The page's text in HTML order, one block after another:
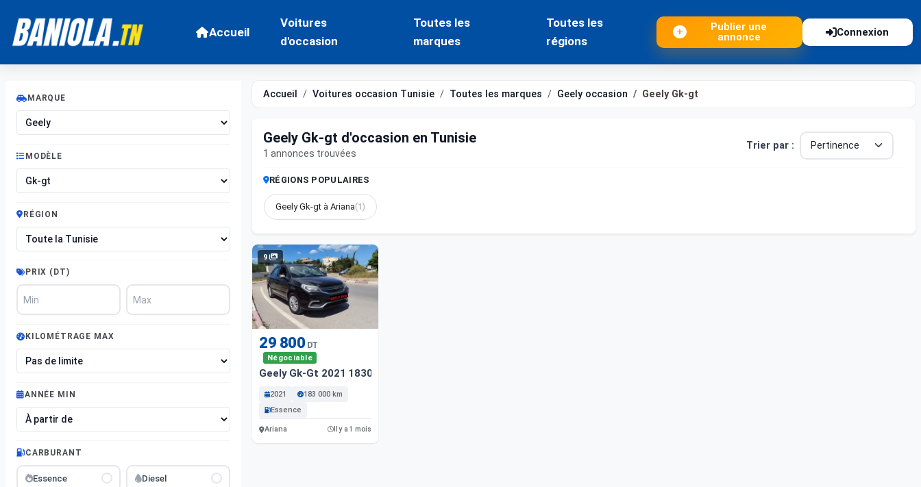
Accueil
Voitures
d'occasion
Toutes les
marques
Toutes les
régions
Publier une
annonce
Connexion
MARQUE
MODÈLE
RÉGION
PRIX (DT)
KILOMÉTRAGE MAX
ANNÉE MIN
CARBURANT
Essence Diesel
Accueil Voitures occasion Tunisie Toutes les marques Geely occasion Geely Gk-gt
Geely Gk-gt d'occasion en Tunisie
1 annonces trouvées
Trier par :
RÉGIONS POPULAIRES
Geely Gk-gt à Ariana(1)
9
29 800 DT
Négociable
Geely Gk-Gt 2021 183000 Km
2021
183 000 km
Essence
Ariana Il y a 1 mois